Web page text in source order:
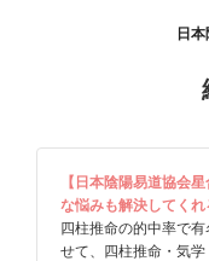
日
【日本陰陽易道協会
な悩みも解決してくれ
四柱推命の的中率で
せて、四柱推命・気